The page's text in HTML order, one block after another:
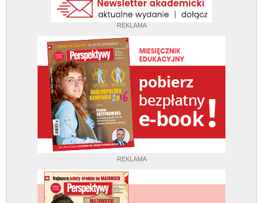
REKLAMA
REKLAMA